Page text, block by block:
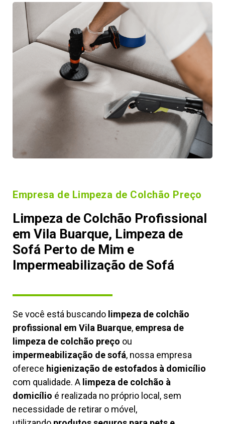
Empresa de Limpeza de Colchão Preço
Limpeza de Colchão Profissional
em Vila Buarque, Limpeza de
Sofá Perto de Mim e
Impermeabilização de Sofá
Se você está buscando limpeza de colchão
profissional em Vila Buarque, empresa de
limpeza de colchão preço ou
impermeabilização de sofá, nossa empresa
oferece higienização de estofados à domicílio
com qualidade. A limpeza de colchão à
domicílio é realizada no próprio local, sem
necessidade de retirar o móvel,